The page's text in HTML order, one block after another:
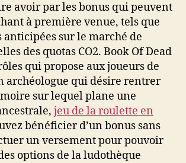
avoir par les bonus qui peuvent
à première venue, tels que
sur le marché de
des quotas CO2. Book Of Dead
qui propose aux joueurs de
archéologue qui désire rentrer
sur lequel plane une
jeu de la roulette en
bénéficier d’un bonus sans
un versement pour pouvoir
options de la ludothèque